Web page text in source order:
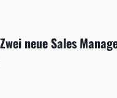
neue Sales